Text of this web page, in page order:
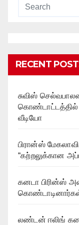
RECENT
சுவிஸ்
வீடியோ
பிரான்ஸ்
“கற்றலுக்கான
கனடா பிரின்ஸ்
லண்டன் ஈலிங்